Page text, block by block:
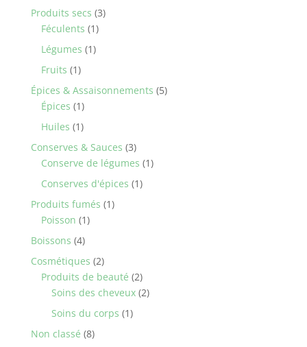
Produits secs 33
Féculents 11
product
Légumes 11
Fruits 11
product
Épices & Assaisonnements 55
Épices 11
product
Huiles 11
product
Conserves & Sauces 33
products
Conserve de légumes 11
Conserves d'épices 11
Produits fumés 11
Poisson 11
Boissons 44
products
Cosmétiques 22
products
Produits de beauté 22
products
Soins des cheveux 22
Soins du corps 11
Non classé 88